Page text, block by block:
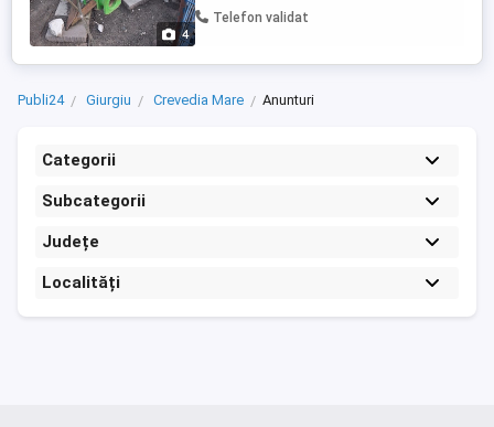
4
Telefon validat
Publi24 Giurgiu Crevedia Mare Anunturi
Categorii
Subcategorii
Județe
Localități